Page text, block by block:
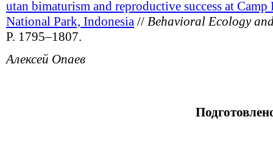
utan bimaturism and reproductive success at
National Park, Indonesia // Behavioral Ecology
P. 1795–1807.
Алексей Опаев